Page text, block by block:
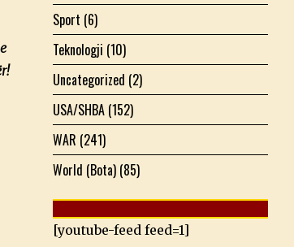
Sport (6)
Teknologji (10)
Uncategorized (2)
USA/SHBA (152)
WAR (241)
World (Bota) (85)
[youtube-feed feed=1]